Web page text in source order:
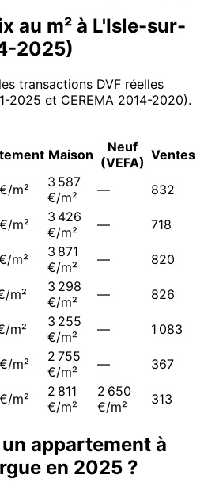
au m² à L'Isle-sur-
-2025)
transactions DVF réelles
2025 et CEREMA 2014-2020).
Maison
Neuf
(VEFA) Ventes
m²
3 587
€/m²
— 832
m²
3 426
€/m²
— 718
m²
3 871
€/m²
— 820
m²
3 298
€/m²
— 826
m²
3 255
€/m²
— 1 083
m²
2 755
€/m²
— 367
m²
2 811
€/m²
2 650
€/m²
313
appartement à
en 2025 ?